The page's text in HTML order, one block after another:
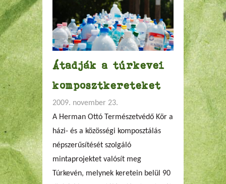
Átadják a túrkevei
komposztkereteket
2009. november 23.
A Herman Ottó Természetvédő Kör a
házi- és a közösségi komposztálás
népszerűsítését szolgáló
mintaprojektet valósít meg
Túrkevén, melynek keretein belül 90